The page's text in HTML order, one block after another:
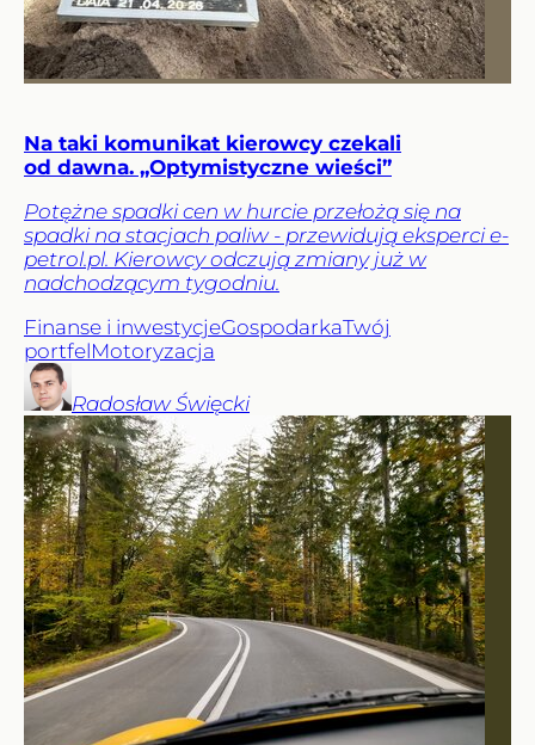
Na taki komunikat kierowcy czekali
od dawna. „Optymistyczne wieści”
Potężne spadki cen w hurcie przełożą się na
spadki na stacjach paliw - przewidują eksperci e-
petrol.pl. Kierowcy odczują zmiany już w
nadchodzącym tygodniu.
Finanse i inwestycjeGospodarkaTwój
portfelMotoryzacja
Radosław Święcki